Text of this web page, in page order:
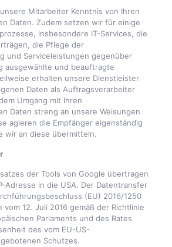
Mitarbeiter Kenntnis von Ihren
Daten. Zudem setzen wir für einige
insbesondere IT-Services, die
die Pflege der
und Serviceleistungen gegenüber
ausgewählte und beauftragte
erhalten unsere Dienstleister
Daten als Auftragsverarbeiter
Umgang mit Ihren
Daten streng an unsere Weisungen
agieren die Empfänger eigenständig
wir an diese übermitteln.
der Tools von Google übertragen
Adresse in die USA. Der Datentransfer
(EU) 2016/1250
vom 12. Juli 2016 gemäß der Richtlinie
Parlaments und des Rates
des vom EU-US-
Schutzes.